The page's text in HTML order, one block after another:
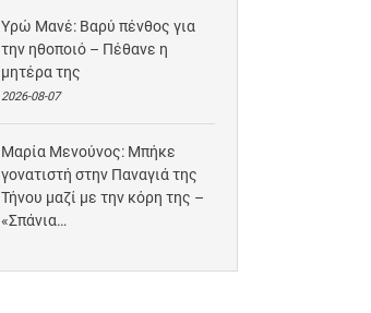
Υρώ Μανέ: Βαρύ πένθος για
την ηθοποιό – Πέθανε η
μητέρα της
2026-08-07
Μαρία Μενούνος: Μπήκε
γονατιστή στην Παναγιά της
Τήνου μαζί με την κόρη της –
«Σπάνια…